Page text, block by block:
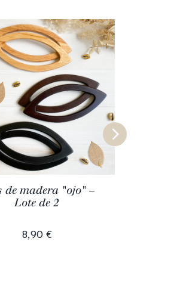
de madera "ojo" –
Lote de 2
8,90 €